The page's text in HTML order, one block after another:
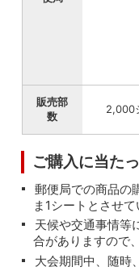
販売部
数
2,000
ご購入に当た
郵便局での商品の
ま1シートとさせて
天候や交通事情等
合がありますので
大会期間中、随時